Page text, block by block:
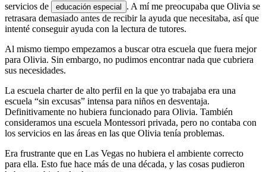
servicios de
educación especial
. A mí me preocupaba que Olivia se
retrasara demasiado antes de recibir la ayuda que necesitaba, así que
intenté conseguir ayuda con la lectura de tutores.
Al mismo tiempo empezamos a buscar otra escuela que fuera mejor
para Olivia. Sin embargo, no pudimos encontrar nada que cubriera
sus necesidades.
La escuela charter de alto perfil en la que yo trabajaba era una
escuela “sin excusas” intensa para niños en desventaja.
Definitivamente no hubiera funcionado para Olivia. También
consideramos una escuela Montessori privada, pero no contaba con
los servicios en las áreas en las que Olivia tenía problemas.
Era frustrante que en Las Vegas no hubiera el ambiente correcto
para ella. Esto fue hace más de una década, y las cosas pudieron